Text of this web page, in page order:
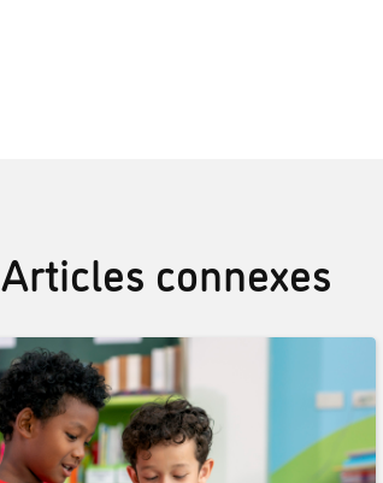
Articles connexes